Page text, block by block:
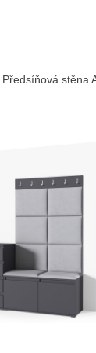
Předsíňová stěna